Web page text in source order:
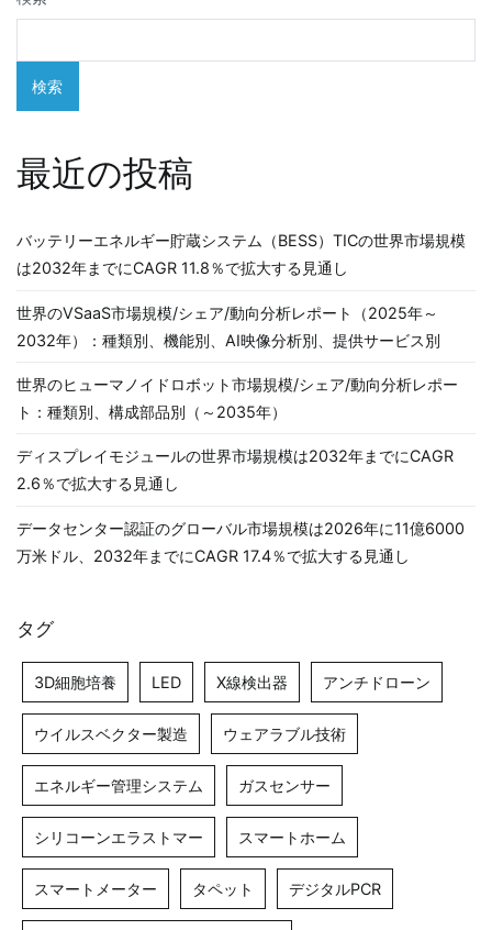
検索
最近の投稿
バッテリーエネルギー貯蔵システム（BESS）TICの世界市場規模
は2032年までにCAGR 11.8％で拡大する見通し
世界のVSaaS市場規模/シェア/動向分析レポート（2025年～
2032年）：種類別、機能別、AI映像分析別、提供サービス別
世界のヒューマノイドロボット市場規模/シェア/動向分析レポー
ト：種類別、構成部品別（～2035年）
ディスプレイモジュールの世界市場規模は2032年までにCAGR
2.6％で拡大する見通し
データセンター認証のグローバル市場規模は2026年に11億6000
万米ドル、2032年までにCAGR 17.4％で拡大する見通し
タグ
3D細胞培養 LED X線検出器 アンチドローン
ウイルスベクター製造 ウェアラブル技術
エネルギー管理システム ガスセンサー
シリコーンエラストマー スマートホーム
スマートメーター タペット デジタルPCR